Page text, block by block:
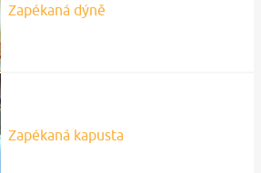
Zapékaná dýně
Zapékaná kapusta